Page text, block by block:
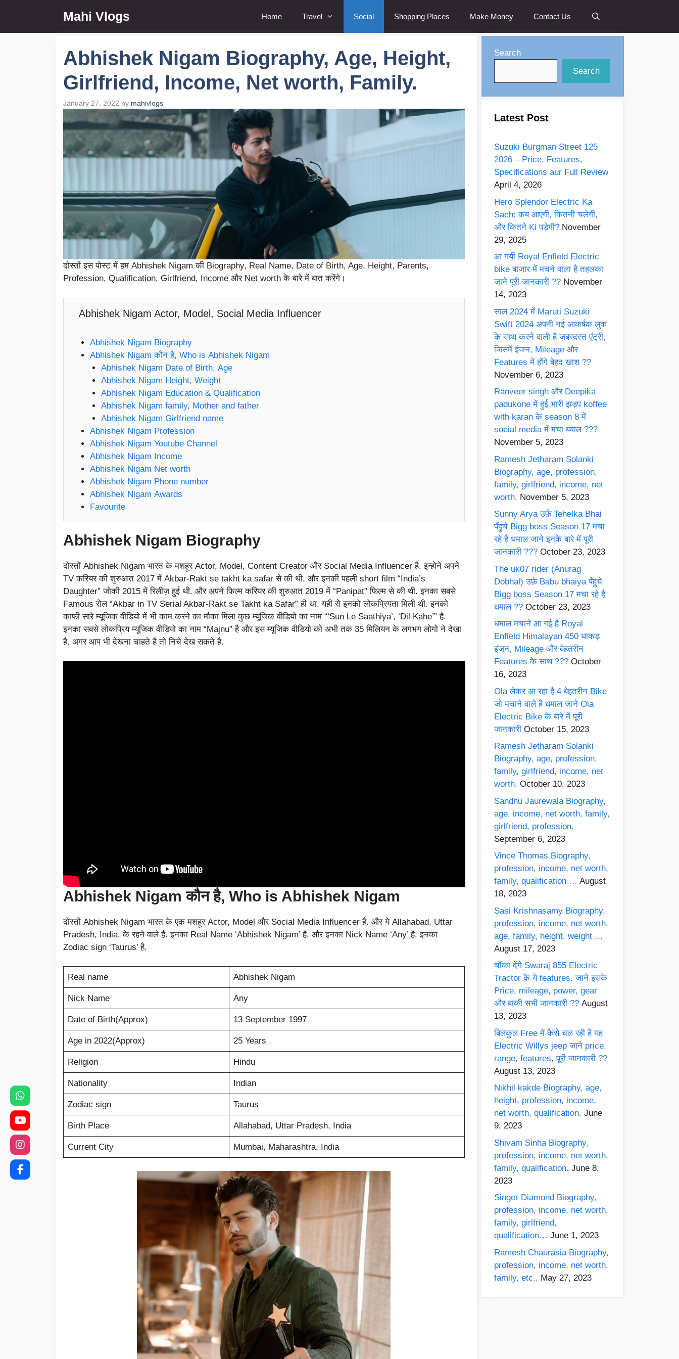
content
Mahi Vlogs Home Travel Social Shopping Places Make Money Contact Us
Abhishek Nigam Biography, Age, Height,
Girlfriend, Income, Net worth, Family.
January 27, 2022 by mahivlogs
दोस्तों इस पोस्ट में हम Abhishek Nigam की Biography, Real Name, Date of Birth, Age, Height, Parents,
Profession, Qualification, Girlfriend, Income और Net worth के बारे में बात करेंगे।
Abhishek Nigam Actor, Model, Social Media Influencer
Abhishek Nigam Biography
Abhishek Nigam कौन है, Who is Abhishek Nigam
Abhishek Nigam Date of Birth, Age
Abhishek Nigam Height, Weight
Abhishek Nigam Education & Qualification
Abhishek Nigam family, Mother and father
Abhishek Nigam Girlfriend name
Abhishek Nigam Profession
Abhishek Nigam Youtube Channel
Abhishek Nigam Income
Abhishek Nigam Net worth
Abhishek Nigam Phone number
Abhishek Nigam Awards
Favourite
Abhishek Nigam Biography
दोस्तों Abhishek Nigam भारत के मशहूर Actor, Model, Content Creator और Social Media Influencer है. इन्होने अपने
TV करियर की शुरुआत 2017 में Akbar-Rakt se takht ka safar से की थी. और इनकी पहली short film “India’s
Daughter” जोकी 2015 में रिलीज़ हुई थी. और अपने फिल्म करियर की शुरुआत 2019 में “Panipat” फिल्म से की थी. इनका सबसे
Famous रोल “Akbar in TV Serial Akbar-Rakt se Takht ka Safar” ही था. यही से इनको लोकप्रियता मिली थी. इनको
काफी सारे म्यूजिक वीडियो में भी काम करने का मौका मिला कुछ म्यूजिक वीडियो का नाम “‘Sun Le Saathiya’, ‘Dil Kahe’” है.
इनका सबसे लोकप्रिय म्यूजिक वीडियो का नाम “Majnu” है और इस म्यूजिक वीडियो को अभी तक 35 मिलियन के लगभग लोगो ने देखा
है. अगर आप भी देखना चाहते है तो निचे देख सकते है.
Abhishek Nigam कौन है, Who is Abhishek Nigam
दोस्तों Abhishek Nigam भारत के एक मशहूर Actor, Model और Social Media Influencer है. और ये Allahabad, Uttar
Pradesh, India. के रहने वाले है. इनका Real Name ‘Abhishek Nigam’ है. और इनका Nick Name ‘Any’ है. इनका
Zodiac sign ‘Taurus’ है.
Real name Abhishek Nigam
Nick Name Any
Date of Birth(Approx) 13 September 1997
Age in 2022(Approx) 25 Years
Religion Hindu
Nationality Indian
Zodiac sign Taurus
Birth Place Allahabad, Uttar Pradesh, India
Current City Mumbai, Maharashtra, India
Search
Search
Latest Post
Suzuki Burgman Street 125
2026 – Price, Features,
Specifications aur Full Review
April 4, 2026
Hero Splendor Electric Ka
Sach: कब आएगी, कितनी चलेगी,
और कितने Ki पड़ेगी? November
29, 2025
आ गयी Royal Enfield Electric
bike बाजार में मचने वाला है तहलका
जाने पूरी जानकारी ?? November
14, 2023
साल 2024 में Maruti Suzuki
Swift 2024 अपनी नई आकर्षक लुक
के साथ करने वाली है जबरदस्त एंट्री,
जिसमें इंजन, Mileage और
Features में होंगे बेहद खाश ??
November 6, 2023
Ranveer singh और Deepika
padukone में हुई भारी झड़प koffee
with karan के season 8 में
social media में मचा बवाल ???
November 5, 2023
Ramesh Jetharam Solanki
Biography, age, profession,
family, girlfriend, income, net
worth. November 5, 2023
Sunny Arya उर्फ़ Tehelka Bhai
पँहुचे Bigg boss Season 17 मचा
रहे है धमाल जाने इनके बारे में पूरी
जानकारी ??? October 23, 2023
The uk07 rider (Anurag
Dobhal) उर्फ़ Babu bhaiya पँहुचे
Bigg boss Season 17 मचा रहे है
धमाल ?? October 23, 2023
धमाल मचाने आ गई है Royal
Enfield Himalayan 450 धाकड़
इंजन, Mileage और बेहतरीन
Features के साथ ??? October
16, 2023
Ola लेकर आ रहा है 4 बेहतरीन Bike
जो मचाने वाले है धमाल जाने Ola
Electric Bike के बारे में पूरी
जानकारी October 15, 2023
Ramesh Jetharam Solanki
Biography, age, profession,
family, girlfriend, income, net
worth. October 10, 2023
Sandhu Jaurewala Biography,
age, income, net worth, family,
girlfriend, profession.
September 6, 2023
Vince Thomas Biography,
profession, income, net worth,
family, qualification … August
18, 2023
Sasi Krishnasamy Biography,
profession, income, net worth,
age, family, height, weight …
August 17, 2023
चौंका देंगे Swaraj 855 Electric
Tractor के ये features. जाने इसके
Price, mileage, power, gear
और बाकी सभी जानकारी ?? August
13, 2023
बिलकुल Free में कैसे चल रही है यह
Electric Willys jeep जाने price,
range, features, पूरी जानकारी ??
August 13, 2023
Nikhil kakde Biography, age,
height, profession, income,
net worth, qualification. June
9, 2023
Shivam Sinha Biography,
profession, income, net worth,
family, qualification. June 8,
2023
Singer Diamond Biography,
profession, income, net worth,
family, girlfriend,
qualification… June 1, 2023
Ramesh Chaurasia Biography,
profession, income, net worth,
family, etc.. May 27, 2023